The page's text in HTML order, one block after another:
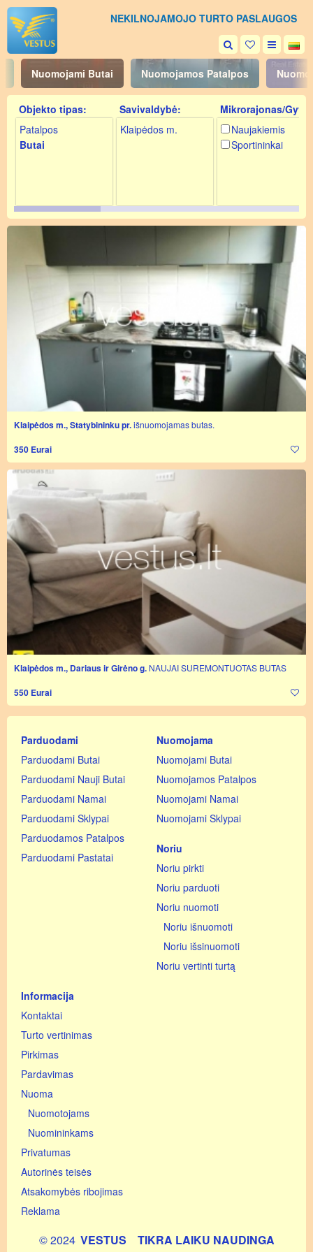
NEKILNOJAMOJO TURTO PASLAUGOS
Nuomojami Butai Nuomojamos Patalpos
Objekto tipas:
Patalpos
Butai
Savivaldybė:
Klaipėdos m.
Mikrorajonas/Gyv.:
Naujakiemis
Sportininkai
Klaipėdos m., Statybininku pr.išnuomojamas butas.
350 Eurai
Klaipėdos m., Dariaus ir Girėno g. NAUJAI SUREMONTUOTAS BUTAS
550 Eurai
Parduodami
Parduodami Butai
Parduodami Nauji Butai
Parduodami Namai
Parduodami Sklypai
Parduodamos Patalpos
Parduodami Pastatai
Nuomojama
Nuomojami Butai
Nuomojamos Patalpos
Nuomojami Namai
Nuomojami Sklypai
Noriu
Noriu pirkti
Noriu parduoti
Noriu nuomoti
Noriu išnuomoti
Noriu išsinuomoti
Noriu vertinti turtą
Informacija
Kontaktai
Turto vertinimas
Pirkimas
Pardavimas
Nuoma
Nuomotojams
Nuomininkams
Privatumas
Autorinės teisės
Atsakomybės ribojimas
Reklama
© 2024 VESTUS TIKRA LAIKU NAUDINGA